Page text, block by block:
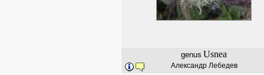
genus Usnea
Александр Лебедев